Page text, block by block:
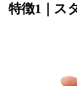
特徴1｜ス